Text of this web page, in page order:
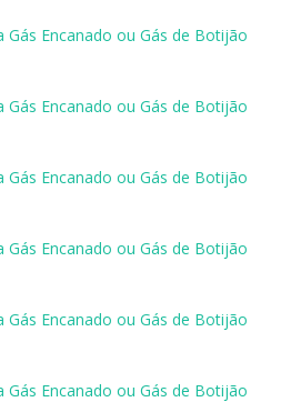
Gás Encanado ou Gás de Botijão
Gás Encanado ou Gás de Botijão
Gás Encanado ou Gás de Botijão
Gás Encanado ou Gás de Botijão
Gás Encanado ou Gás de Botijão
Gás Encanado ou Gás de Botijão